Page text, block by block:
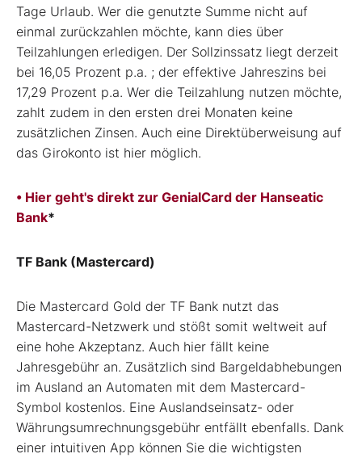
Tage Urlaub. Wer die genutzte Summe nicht auf
einmal zurückzahlen möchte, kann dies über
Teilzahlungen erledigen. Der Sollzinssatz liegt derzeit
bei 16,05 Prozent p.a. ; der effektive Jahreszins bei
17,29 Prozent p.a. Wer die Teilzahlung nutzen möchte,
zahlt zudem in den ersten drei Monaten keine
zusätzlichen Zinsen. Auch eine Direktüberweisung auf
das Girokonto ist hier möglich.
• Hier geht's direkt zur GenialCard der Hanseatic
Bank*
TF Bank (Mastercard)
Die Mastercard Gold der TF Bank nutzt das
Mastercard-Netzwerk und stößt somit weltweit auf
eine hohe Akzeptanz. Auch hier fällt keine
Jahresgebühr an. Zusätzlich sind Bargeldabhebungen
im Ausland an Automaten mit dem Mastercard-
Symbol kostenlos. Eine Auslandseinsatz- oder
Währungsumrechnungsgebühr entfällt ebenfalls. Dank
einer intuitiven App können Sie die wichtigsten